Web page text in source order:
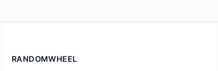
RANDOMWHEEL